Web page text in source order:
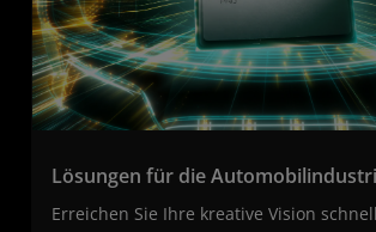
Lösungen für die
Erreichen Sie Ihre kreative Vision